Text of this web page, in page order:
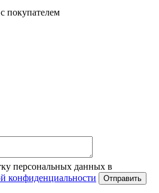
покупателем
персональных данных в
конфиденциальности Отправить